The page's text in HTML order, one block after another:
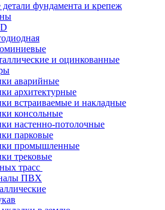
детали фундамента и крепеж
и оцинкованные
аварийные
архитектурные
встраиваемые и накладные
консольные
настенно-потолочные
парковые
промышленные
трековые
трасс
ПВХ